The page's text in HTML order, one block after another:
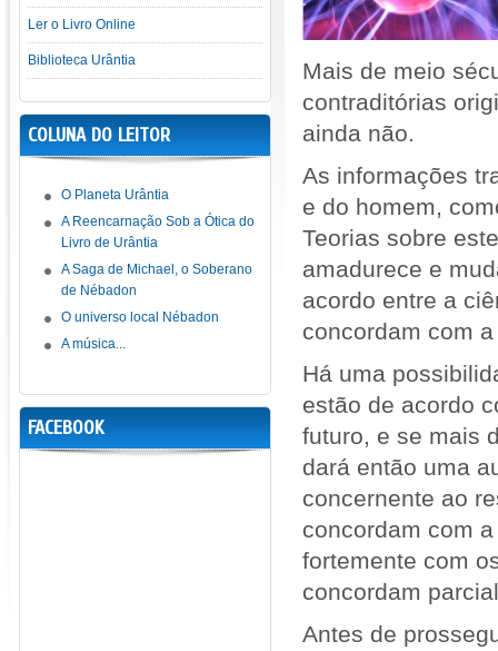
Mais de meio
contraditórias
ainda não.
As informações
e do homem,
Teorias sobre
amadurece e
acordo entre a
concordam com
Há uma
estão de acordo
futuro, e se mais
dará então uma
concernente ao
concordam com
fortemente com
concordam
Antes de
Ler o Livro Online
Biblioteca Urântia
COLUNA DO LEITOR
O Planeta Urântia
A Reencarnação Sob a Ótica do
Livro de Urântia
A Saga de Michael, o Soberano
de Nébadon
O universo local Nébadon
A música...
FACEBOOK